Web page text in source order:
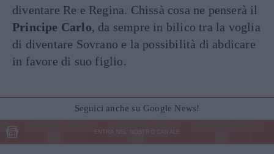
diventare Re e Regina. Chissà cosa ne penserà il
Principe Carlo, da sempre in bilico tra la voglia
di diventare Sovrano e la possibilità di abdicare
in favore di suo figlio.
Seguici anche su Google News!
ENTRA NEL NOSTRO CANALE